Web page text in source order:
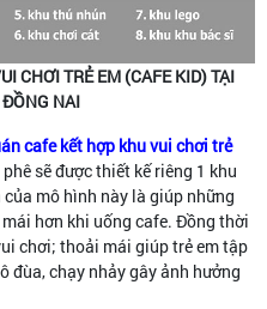
CHƠI TRẺ EM (CAFE KID) TẠI
NAI
cafe kết hợp khu vui chơi trẻ
sẽ được thiết kế riêng 1 khu
mô hình này là giúp những
hơn khi uống cafe. Đồng thời
chơi; thoải mái giúp trẻ em tập
đùa, chạy nhảy gây ảnh hưởng